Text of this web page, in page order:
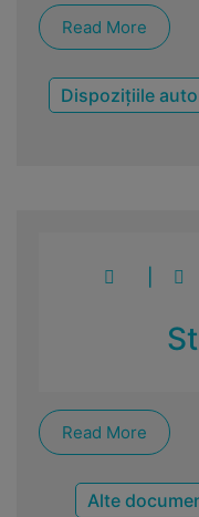
Read More
Dispozițiile
Read More
Alte